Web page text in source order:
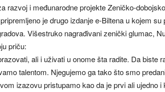
razvoj i međunarodne projekte Zeničko-
je drugo izdanje e-Biltena u kojem su
Višestruko nagrađivani zenički glumac,
priču:
ali i uživati u onome šta radite. Da biste
talentom. Njegujemo ga tako što smo
izazovu pristupamo kao da je prvi ali ujedno i